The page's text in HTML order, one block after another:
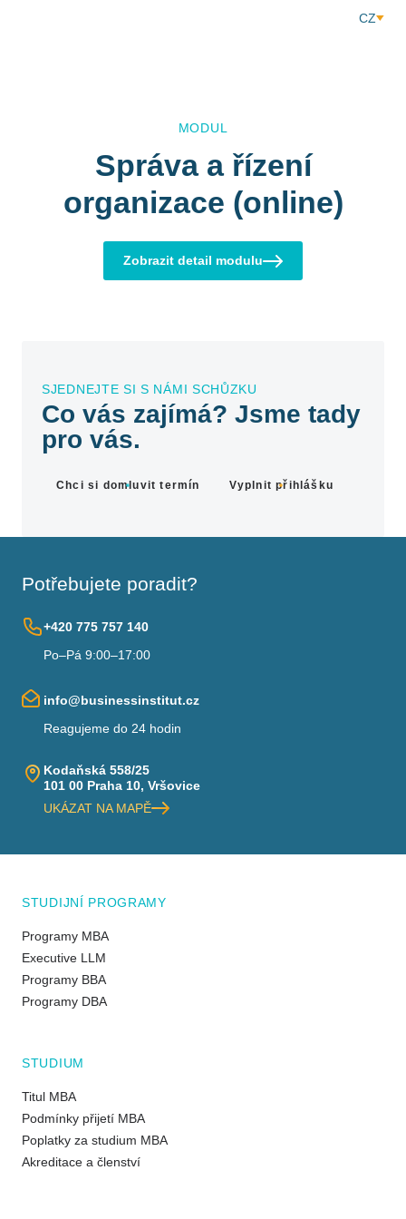
CZ
MODUL
Správa a řízení
organizace (online)
Zobrazit detail modulu
SJEDNEJTE SI S NÁMI SCHŮZKU
Co vás zajímá? Jsme tady
pro vás.
Chci si domluvit termín Vyplnit přihlášku
Potřebujete poradit?
+420 775 757 140
Po–Pá 9:00–17:00
info@businessinstitut.cz
Reagujeme do 24 hodin
Kodaňská 558/25
101 00 Praha 10, Vršovice
UKÁZAT NA MAPĚ
STUDIJNÍ PROGRAMY
Programy MBA
Executive LLM
Programy BBA
Programy DBA
STUDIUM
Titul MBA
Podmínky přijetí MBA
Poplatky za studium MBA
Akreditace a členství